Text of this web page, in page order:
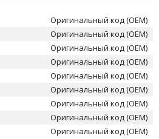
Оригинальный код (OEM)
Оригинальный код (OEM)
Оригинальный код (OEM)
Оригинальный код (OEM)
Оригинальный код (OEM)
Оригинальный код (OEM)
Оригинальный код (OEM)
Оригинальный код (OEM)
Оригинальный код (OEM)